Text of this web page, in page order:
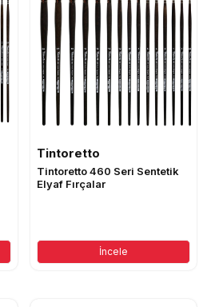
Tintoretto
Tintoretto 460 Seri Sentetik
Elyaf Fırçalar
İncele